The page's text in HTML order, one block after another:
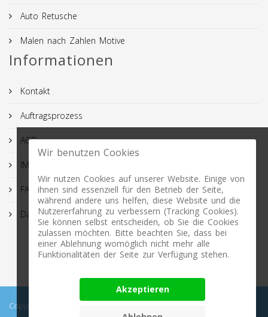
Auto Retusche
Malen nach Zahlen Motive
Informationen
Kontakt
Auftragsprozess
AGB
IMPRESSUM
FAQ
Datenschutz
Copyright © 2026 Profimasking.de. All rights reserved. Profimasking -
Wir benutzen Cookies
Wir nutzen Cookies auf unserer Website. Einige von
ihnen sind essenziell für den Betrieb der Seite,
während andere uns helfen, diese Website und die
Nutzererfahrung zu verbessern (Tracking Cookies).
Sie können selbst entscheiden, ob Sie die Cookies
zulassen möchten. Bitte beachten Sie, dass bei
einer Ablehnung womöglich nicht mehr alle
Funktionalitäten der Seite zur Verfügung stehen.
Akzeptieren